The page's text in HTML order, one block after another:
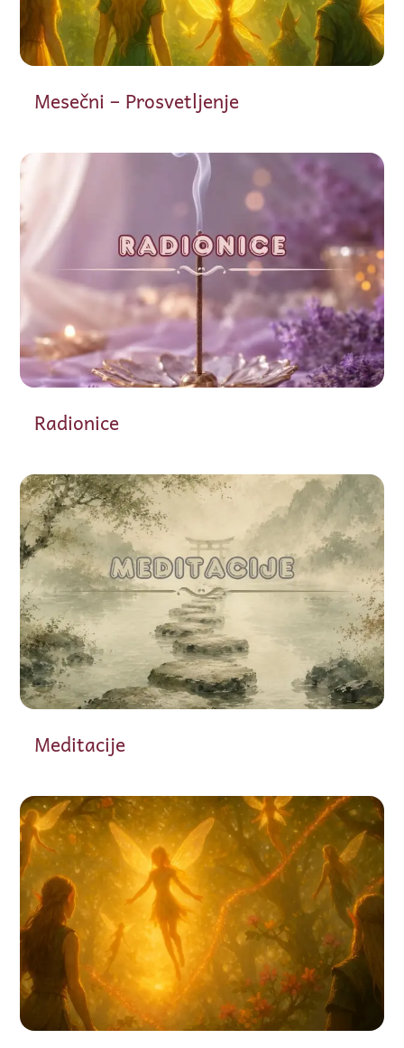
Mesečni – Prosvetljenje
Radionice
Meditacije